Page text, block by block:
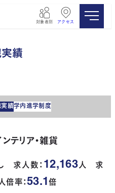
対象者別 アクセス
績
実績学内進学制度
テリア・雑貨
求人数： 12,163人 求
率：53.1倍